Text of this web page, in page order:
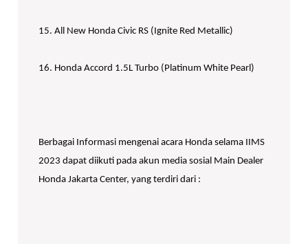
15. All New Honda Civic RS (Ignite Red Metallic)
16. Honda Accord 1.5L Turbo (Platinum White Pearl)
Berbagai Informasi mengenai acara Honda selama IIMS
2023 dapat diikuti pada akun media sosial Main Dealer
Honda Jakarta Center, yang terdiri dari :